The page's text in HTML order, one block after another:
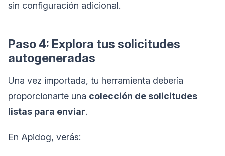
sin configuración adicional.
Paso 4: Explora tus solicitudes
autogeneradas
Una vez importada, tu herramienta debería
proporcionarte una colección de solicitudes
listas para enviar.
En Apidog, verás: